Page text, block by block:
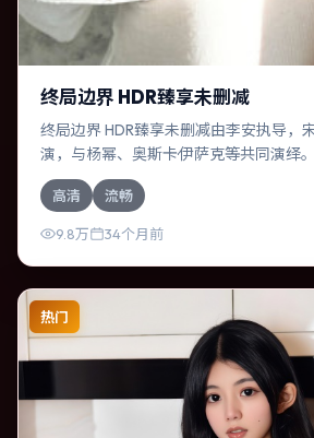
终局边界 HDR臻享未删减
终局边界 HDR臻享未删减由李安执导，
演，与杨幂、奥斯卡·伊萨克等共同演绎
主要班底与取景来自日本。失散多年的
重逢。影片整体气质明快，节奏紧凑，
喜欢强情节与细腻表演的观众。
高清 流畅
9.8万 34个月前
热门